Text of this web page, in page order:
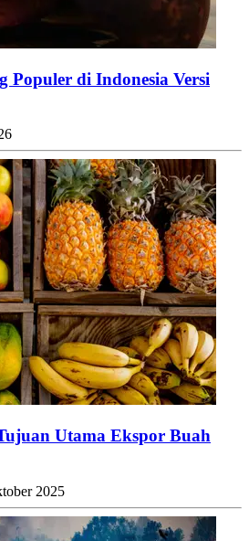
Populer di Indonesia Versi
Utama Ekspor Buah
2025